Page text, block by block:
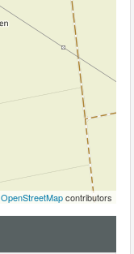
OpenStreetMapcontributors